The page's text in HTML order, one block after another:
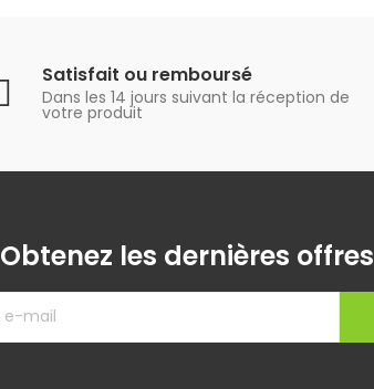
Satisfait ou remboursé
Dans les 14 jours suivant la réception de
votre produit
Obtenez les dernières offres